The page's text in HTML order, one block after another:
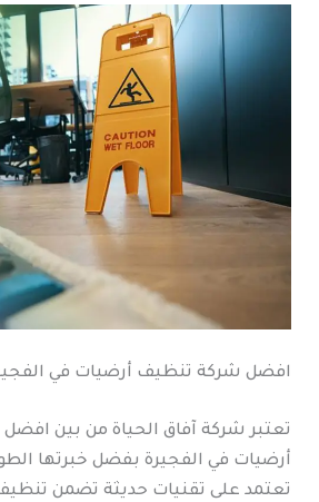
افضل شركة تنظيف أرضيات في
تعتبر شركة آفاق الحياة من بين
أرضيات في الفجيرة بفضل خبرتها
تعتمد على تقنيات حديثة تضمن